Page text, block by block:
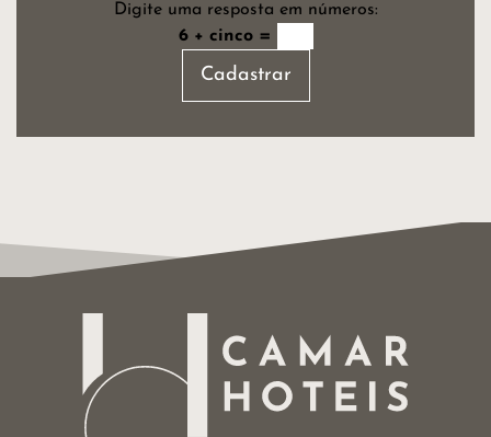
Digite uma resposta em números:
6 + cinco =